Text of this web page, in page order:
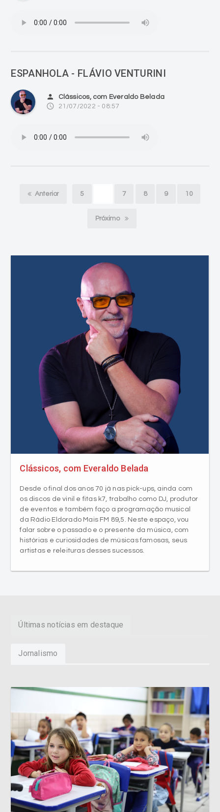
ESPANHOLA - FLÁVIO VENTURINI
person Clássicos, com Everaldo Belada
access_time 21/07/2022 - 08:57
Anterior 5 7 8 9 10
Próximo
Clássicos, com Everaldo Belada
Desde o final dos anos 70 já nas pick-ups, ainda com
os discos de vinil e fitas k7, trabalho como DJ, produtor
de eventos e também faço a programação musical
da Rádio Eldorado Mais FM 89,5. Neste espaço, vou
falar sobre o passado e o presente da música, com
histórias e curiosidades de músicas famosas, seus
artistas e releituras desses sucessos.
Últimas notícias em destaque
Jornalismo